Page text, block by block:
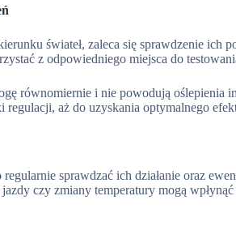
świateł, zaleca się sprawdzenie ich
z odpowiedniego miejsca do
równomiernie i nie powodują oślepienia
aż do uzyskania optymalnego
sprawdzać ich działanie oraz
czy zmiany temperatury mogą